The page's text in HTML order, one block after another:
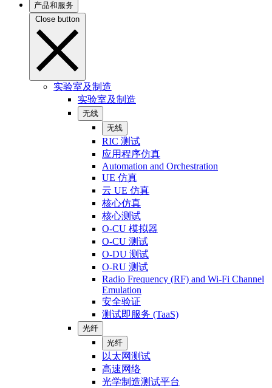
产品和服务
Close button
实验室及制造
实验室及制造
无线
无线
RIC 测试
应用程序仿真
Automation and Orchestration
UE 仿真
云 UE 仿真
核心仿真
核心测试
O-CU 模拟器
O-CU 测试
O-DU 测试
O-RU 测试
Radio Frequency (RF) and Wi-Fi Channel
Emulation
安全验证
测试即服务 (TaaS)
光纤
光纤
以太网测试
高速网络
光学制造测试平台